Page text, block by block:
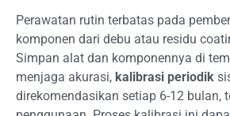
Perawatan rutin terbatas pada
komponen dari debu atau residu
Simpan alat dan komponennya di
menjaga akurasi, kalibrasi periodik
direkomendasikan setiap 6-12 bulan,